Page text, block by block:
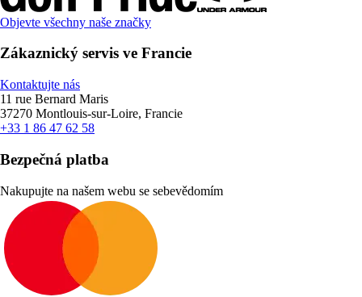
Objevte všechny naše značky
Zákaznický servis ve Francie
Kontaktujte nás
11 rue Bernard Maris
37270 Montlouis-sur-Loire, Francie
+33 1 86 47 62 58
Bezpečná platba
Nakupujte na našem webu se sebevědomím